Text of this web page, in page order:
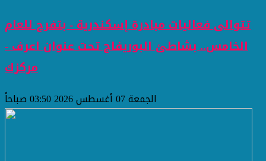
تتوالى فعاليات مبادرة إسكندرية - بتفرح للعام
الخامس.. بشاطئ البوريفاج تحت عنوان اعرف -
مركزك
الجمعة 07 أغسطس 2026 03:50 صباحاً